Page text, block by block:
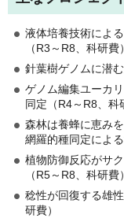
液体培養技術によ
（R3～R8、科研費）
針葉樹ゲノムに潜
ゲノム編集ユーカ
同定（R4～R8、科
森林は養蜂に恵み
網羅的種同定によ
植物防御反応がサ
（R5～R8、科研費）
稔性が回復する雄
研費）